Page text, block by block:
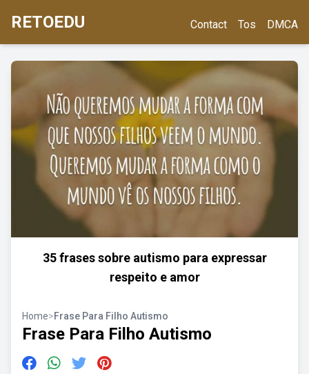
RETOEDU Contact Tos DMCA
35 frases sobre autismo para expressar
respeito e amor
Home>Frase Para Filho Autismo
Frase Para Filho Autismo